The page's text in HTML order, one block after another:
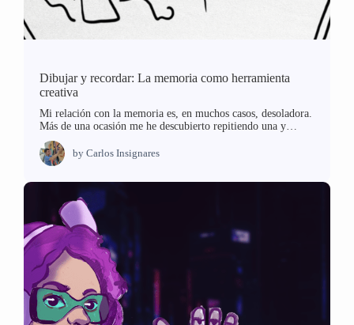
Dibujar y recordar: La memoria como herramienta
creativa
Mi relación con la memoria es, en muchos casos, desoladora.
Más de una ocasión me he descubierto repitiendo una y…
by Carlos Insignares